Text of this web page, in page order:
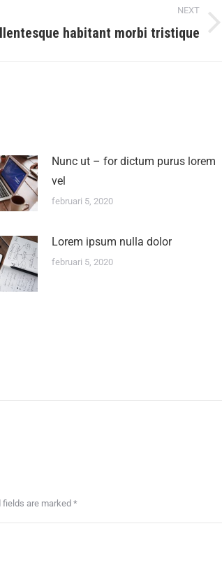
NEXT
habitant morbi tristique
Nunc ut – for dictum purus lorem
vel
februari 5, 2020
Lorem ipsum nulla dolor
februari 5, 2020
fields are marked *